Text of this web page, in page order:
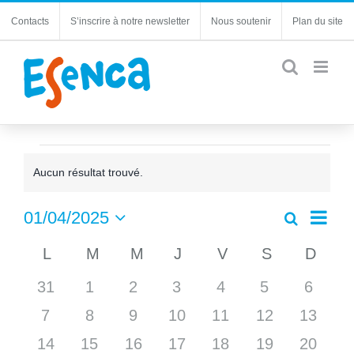
Contacts S’inscrire à notre newsletter Nous soutenir Plan du site
Aucun résultat trouvé.
vues
Recherche
Mois
01/04/2025
une
Calendrier
Évènements
LLUNDI
M MARDI
M MERCREDI
J JEUDI
V VENDREDI
SSAMEDI
D
0
évènements
31
0
évènements
1
0
évènements
2
0
évènements
3
0
évènements
4
0
évènements
5
0
6
0
évènements
7
0
évènements
8
0
évènements
9
0
évènements
10
0
évènements
11
0
évènements
12
0
13
0
14
0
15
0
16
0
17
0
18
0
19
0
20